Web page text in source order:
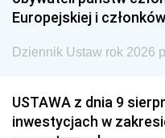
Europejskiej i
Dziennik Ustaw rok 2026
USTAWA z dnia 9
inwestycjach w